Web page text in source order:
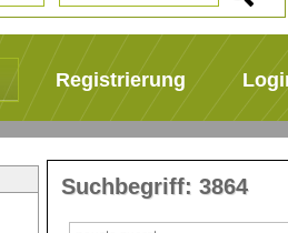
Registrierung
Suchbegriff: 3864